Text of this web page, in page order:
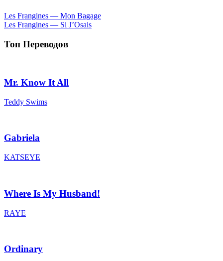
Les Frangines — Mon Bagage
Les Frangines — Si J’Osais
Топ Переводов
Mr. Know It All
Teddy Swims
Gabriela
KATSEYE
Where Is My Husband!
RAYE
Ordinary